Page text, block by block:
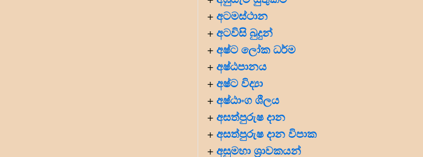
+ අටමස්ථාන
+ අටවිසි බුදුන්
+ අෂ්ට ලෝක ධර්ම
+ අෂ්ඨපානය
+ අෂ්ට විද්‍යා
+ අෂ්ඨාංග ශීලය
+ අසත්පුරුෂ දාන
+ අසත්පුරුෂ දාන විපාක
+ අසුමහා ශ්‍රාවකයන්